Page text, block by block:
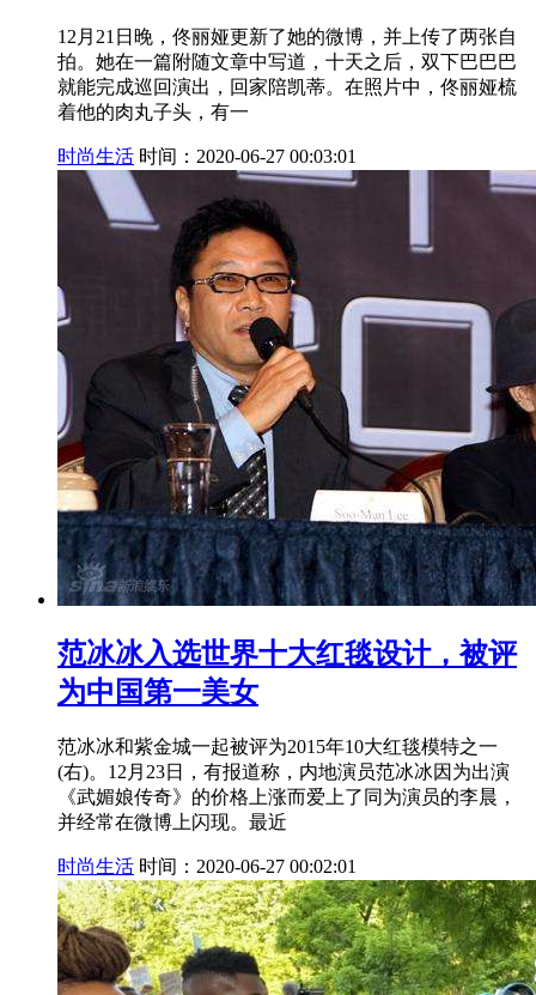
12月21日晚，佟丽娅更新了她的微博，并上传了两张自
拍。她在一篇附随文章中写道，十天之后，双下巴巴巴
就能完成巡回演出，回家陪凯蒂。在照片中，佟丽娅梳
着他的肉丸子头，有一
时尚生活 时间：2020-06-27 00:03:01
范冰冰入选世界十大红毯设计，被评
为中国第一美女
范冰冰和紫金城一起被评为2015年10大红毯模特之一
(右)。12月23日，有报道称，内地演员范冰冰因为出演
《武媚娘传奇》的价格上涨而爱上了同为演员的李晨，
并经常在微博上闪现。最近
时尚生活 时间：2020-06-27 00:02:01